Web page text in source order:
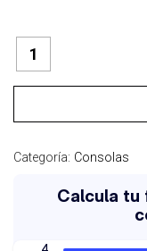
TAMPA
FINA
consola
Categoría: Consolas